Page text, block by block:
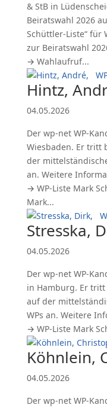
& StB in
Beiratswahl 2026
Schüttler-Liste“ für
zur Beiratswahl
→ Wahlaufruf...
Hintz,
04.05.2026
Der wp-net WP-
Wiesbaden. Er tritt
der
an. Weitere
→ WP-Liste Mark
Mark...
Stresska,
04.05.2026
Der wp-net WP-
in Hamburg. Er tritt
auf der
WPs an. Weitere
→ WP-Liste Mark
Köhnlein,
04.05.2026
Der wp-net WP-